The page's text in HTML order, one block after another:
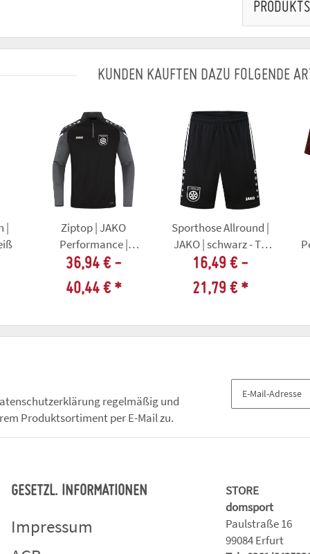
KUNDEN KAUFTEN DAZU FOLGENDE
|
Ziptop | JAKO
Performance |
schwarz - TV 98 Erfurt
Faustball
36,94 € -
40,44 € *
Sporthose Allround |
JAKO | schwarz - TV
98 Erfurt Faustball
16,49 € -
21,79 € *
regelmäßig und
Produktsortiment per E-Mail zu.
GESETZL. INFORMATIONEN
Impressum
STORE
domsport
Paulstraße 16
99084 Erfurt